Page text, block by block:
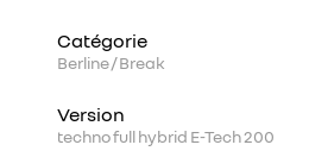
Catégorie
Berline / Break
Version
techno full hybrid E-Tech 200